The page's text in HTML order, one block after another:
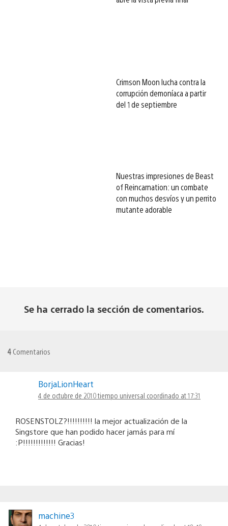
Crimson Moon lucha contra la
corrupción demoníaca a partir
del 1 de septiembre
Nuestras impresiones de Beast
of Reincarnation: un combate
con muchos desvíos y un perrito
mutante adorable
Se ha cerrado la sección de comentarios.
4 Comentarios
BorjaLionHeart
4 de octubre de 2010 tiempo universal coordinado at 17:31
ROSENSTOLZ?!!!!!!!!!! la mejor actualización de la
Singstore que han podido hacer jamás para mí
:P!!!!!!!!!!!!! Gracias!
machine3